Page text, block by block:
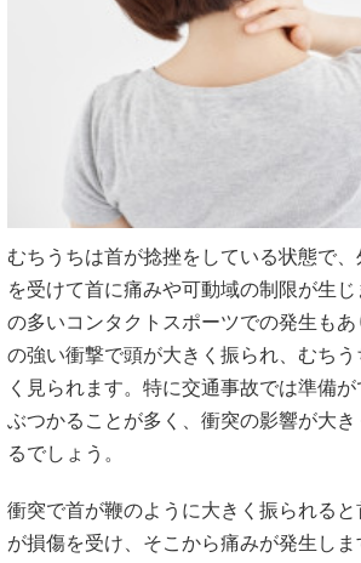
むちうちは首が捻挫をしている状態で
を受けて首に痛みや可動域の制限が生
の多いコンタクトスポーツでの発生も
の強い衝撃で頭が大きく振られ、むちう
く見られます。特に交通事故では準備
ぶつかることが多く、衝突の影響が大き
るでしょう。
衝突で首が鞭のように大きく振られる
が損傷を受け、そこから痛みが発生し